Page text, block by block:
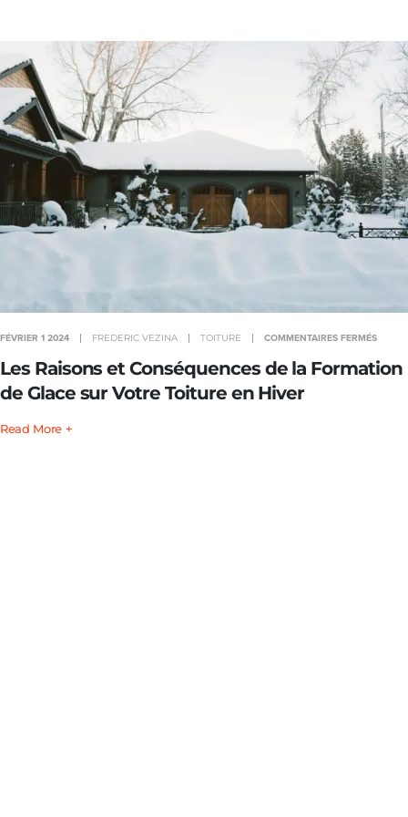
FÉVRIER 1 2024 FREDERIC VEZINA TOITURE COMMENTAIRES FERMÉS
Les Raisons et Conséquences de la Formation
de Glace sur Votre Toiture en Hiver
Read More +